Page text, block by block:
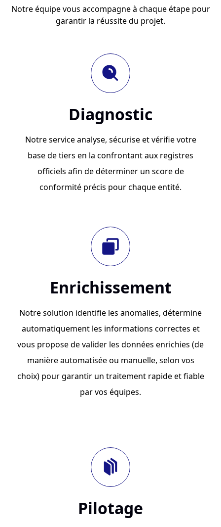
Notre équipe vous accompagne à chaque étape pour
garantir la réussite du projet.
Diagnostic
Notre service analyse, sécurise et vérifie votre
base de tiers en la confrontant aux registres
officiels afin de déterminer un score de
conformité précis pour chaque entité.
Enrichissement
Notre solution identifie les anomalies, détermine
automatiquement les informations correctes et
vous propose de valider les données enrichies (de
manière automatisée ou manuelle, selon vos
choix) pour garantir un traitement rapide et fiable
par vos équipes.
Pilotage